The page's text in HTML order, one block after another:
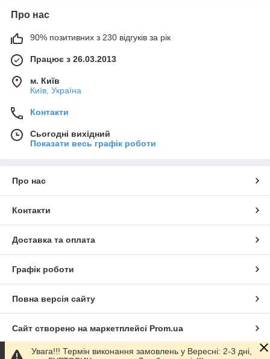
Про нас
90% позитивних з 230 відгуків за рік
Працює з 26.03.2013
м. Київ
Київ, Україна
Контакти
Сьогодні вихідний
Показати весь графік роботи
Про нас
Контакти
Доставка та оплата
Графік роботи
Повна версія сайту
Сайт створено на маркетплейсі Prom.ua
Увага!!! Термін виконання замовлень у Вересні: 2-3 дні,